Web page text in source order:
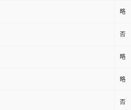
略
否
略
略
否